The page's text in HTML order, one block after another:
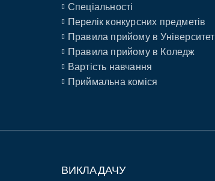
Спеціальності
Перелік конкурсних предметів
Правила прийому в Університет
Правила прийому в Коледж
Вартість навчання
Приймальна коміся
ВИКЛАДАЧУ